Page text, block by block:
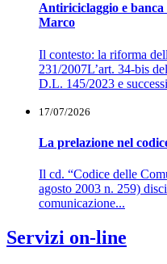
Antiriciclaggio e
Marco
Il contesto: la riforma
231/2007L’art. 34-bis
D.L. 145/2023 e
17/07/2026
La prelazione nel
Il cd. “Codice delle
agosto 2003 n. 259)
comunicazione...
Servizi on-line